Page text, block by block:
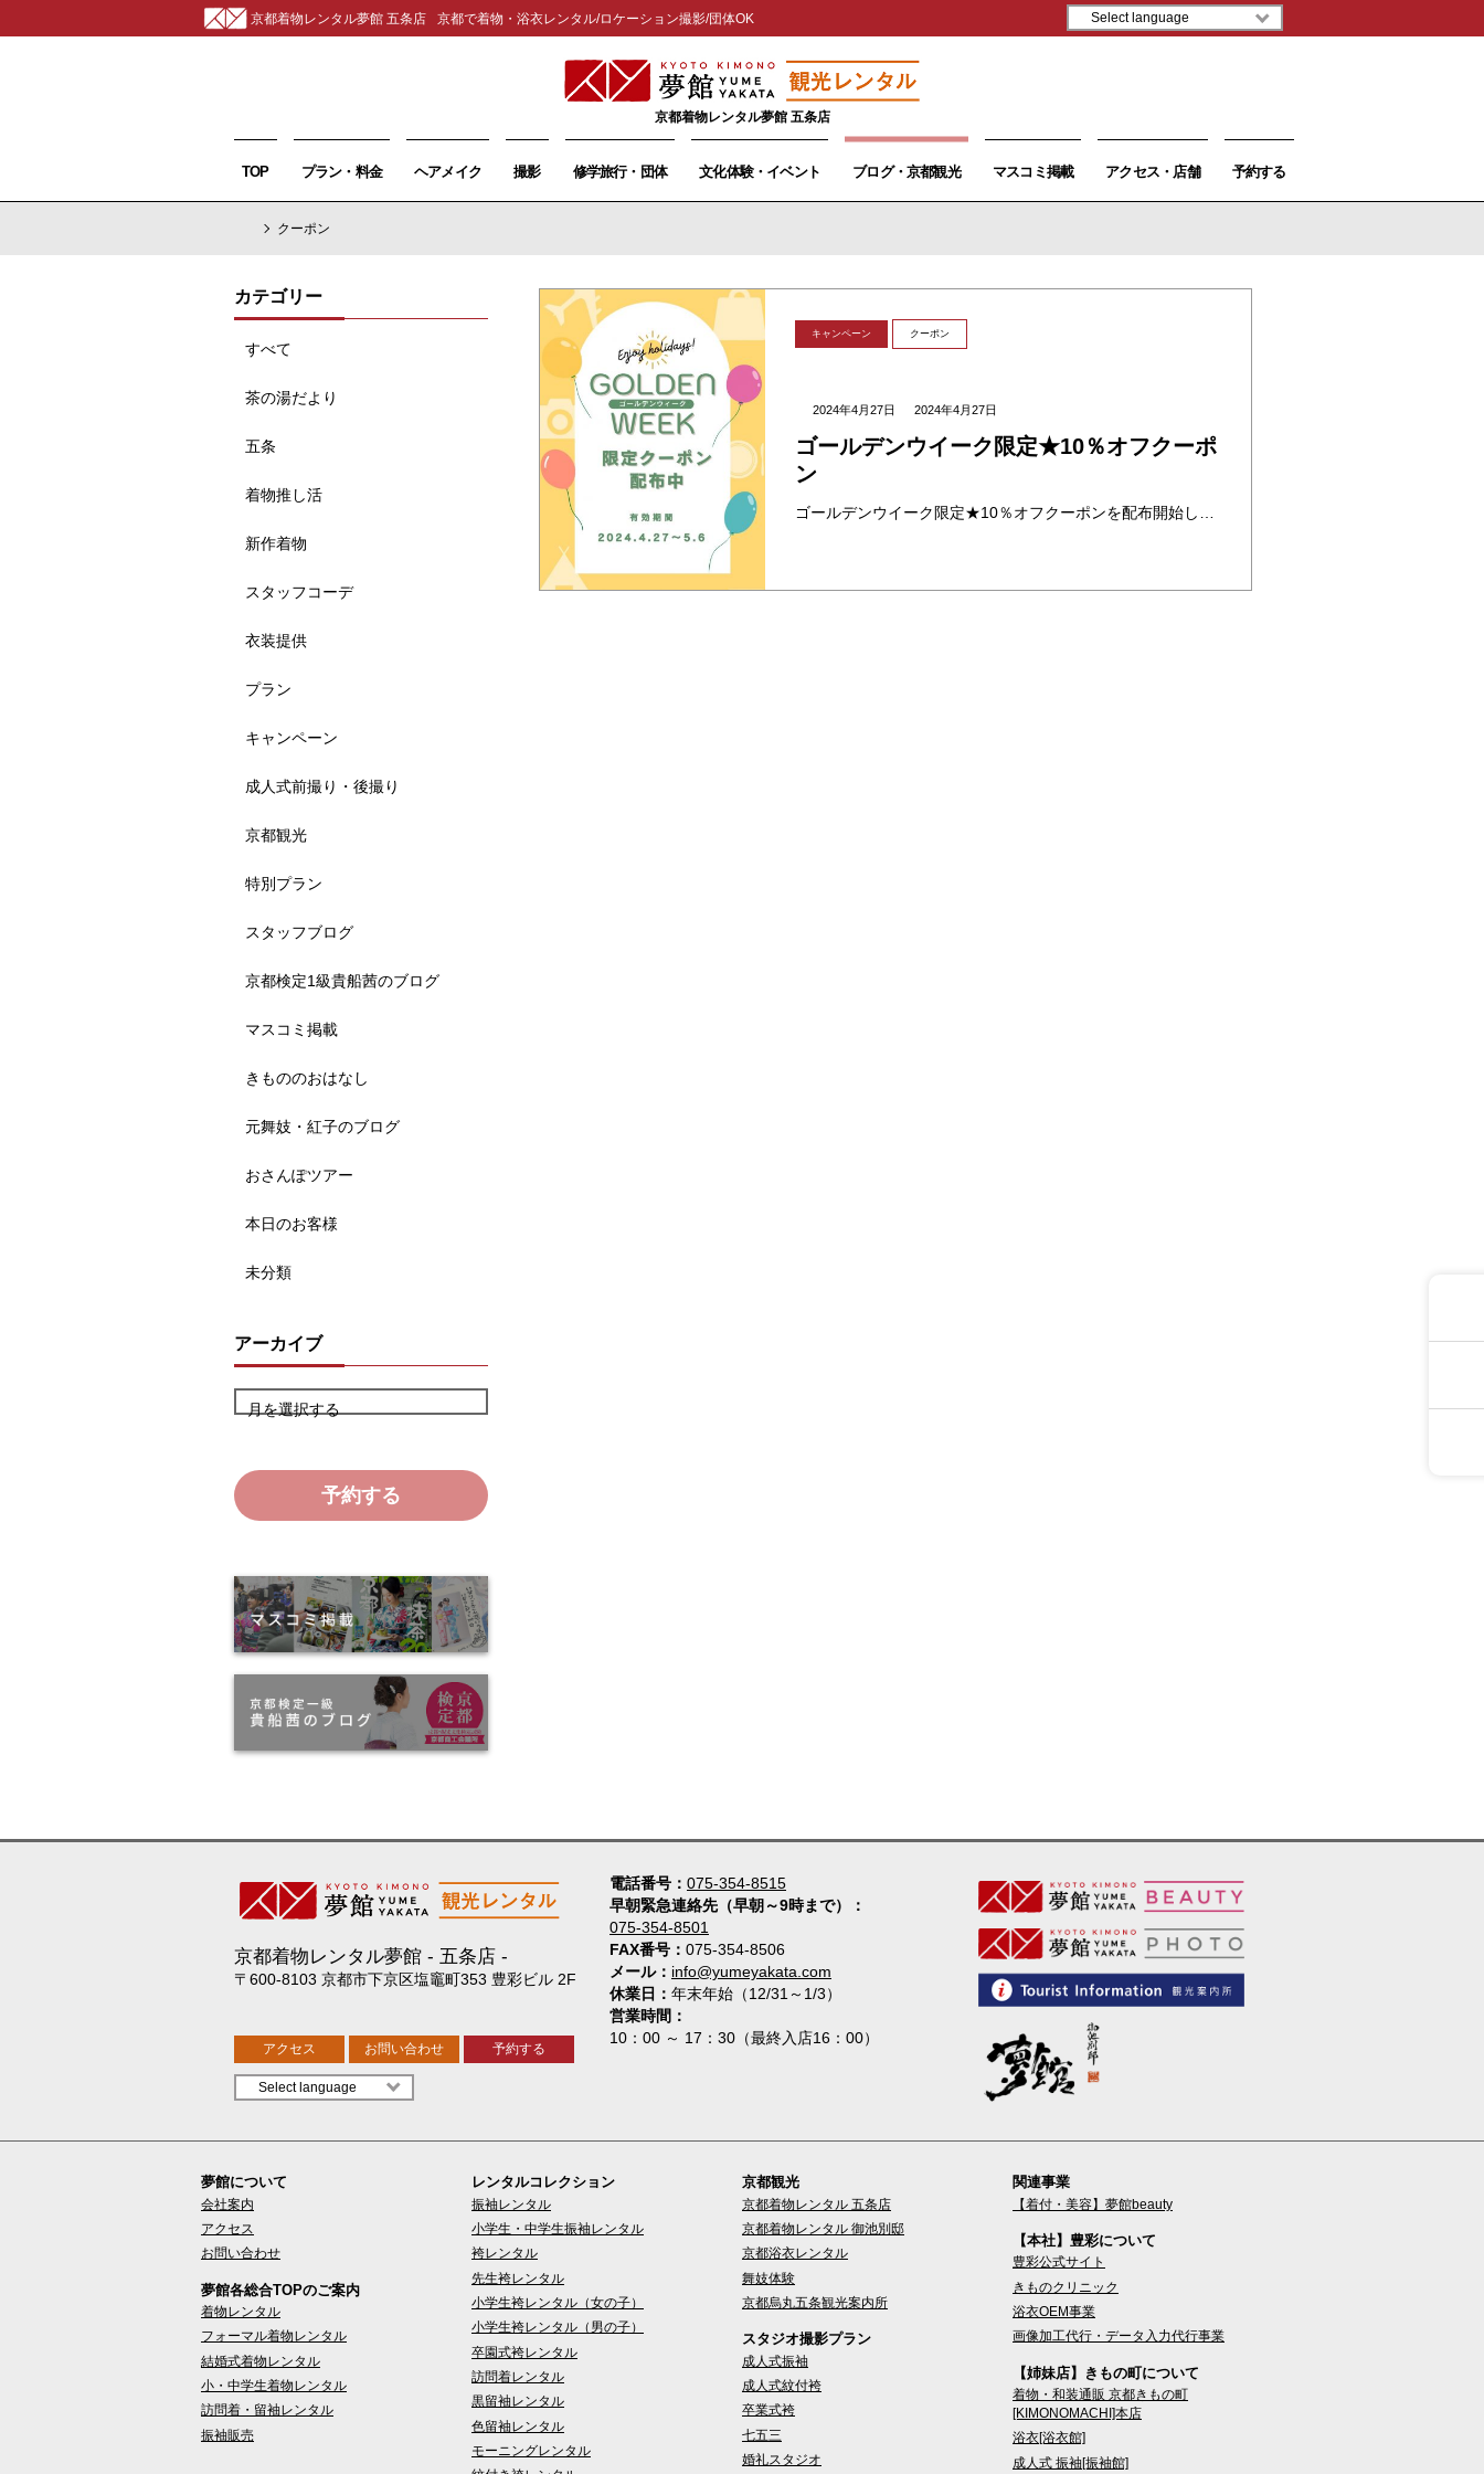
京都着物レンタル夢館 五条店 京都で着物・浴衣レンタル/ロケーション撮影/団体OK
京都着物レンタル夢館 五条店
TOP プラン・料金 ヘアメイク 撮影 修学旅行・団体 文化体験・イベント ブログ・京都観光 マスコミ掲載 アクセス・店舗 予約する
クーポン
カテゴリー
すべて
茶の湯だより
五条
着物推し活
新作着物
スタッフコーデ
衣装提供
プラン
キャンペーン
成人式前撮り・後撮り
京都観光
特別プラン
スタッフブログ
京都検定1級貴船茜のブログ
マスコミ掲載
きもののおはなし
元舞妓・紅子のブログ
おさんぽツアー
本日のお客様
未分類
アーカイブ
月を選択する
予約する
キャンペーン クーポン
2024年4月27日 2024年4月27日
ゴールデンウイーク限定★10％オフクーポ
ン
ゴールデンウイーク限定★10％オフクーポンを配布開始します！ GW期間で着物レンタルして京都観光をしませんか？
電話番号
075-354-8515
早朝緊急連絡先（早朝～9時まで）
075-354-8501
FAX番号
075-354-8506
メール
info@yumeyakata.com
休業日
年末年始（12/31～1/3）
営業時間
10：00 ～ 17：30（最終入店16：00）
京都着物レンタル夢館 五条店
〒600-8103 京都市下京区塩竈町353 豊彩ビル 2F
アクセス お問い合わせ 予約する
夢館について
会社案内
アクセス
お問い合わせ
夢館各総合TOPのご案内
着物レンタル
フォーマル着物レンタル
結婚式着物レンタル
小・中学生着物レンタル
訪問着・留袖レンタル
振袖販売
レンタルコレクション
振袖レンタル
小学生・中学生振袖レンタル
袴レンタル
先生袴レンタル
小学生袴レンタル（女の子）
小学生袴レンタル（男の子）
卒園式袴レンタル
訪問着レンタル
黒留袖レンタル
色留袖レンタル
モーニングレンタル
京都観光
京都着物レンタル 五条店
京都着物レンタル 御池別邸
京都浴衣レンタル
舞妓体験
京都烏丸五条観光案内所
スタジオ撮影プラン
成人式振袖
成人式紋付袴
卒業式袴
七五三
婚礼スタジオ
関連事業
【着付・美容】夢館beauty
【本社】豊彩について
豊彩公式サイト
きものクリニック
浴衣OEM事業
画像加工代行・データ入力代行事業
【姉妹店】きもの町について
着物・和装通販 京都きもの町
[KIMONOMACHI]本店
浴衣[浴衣館]
成人式 振袖[振袖館]